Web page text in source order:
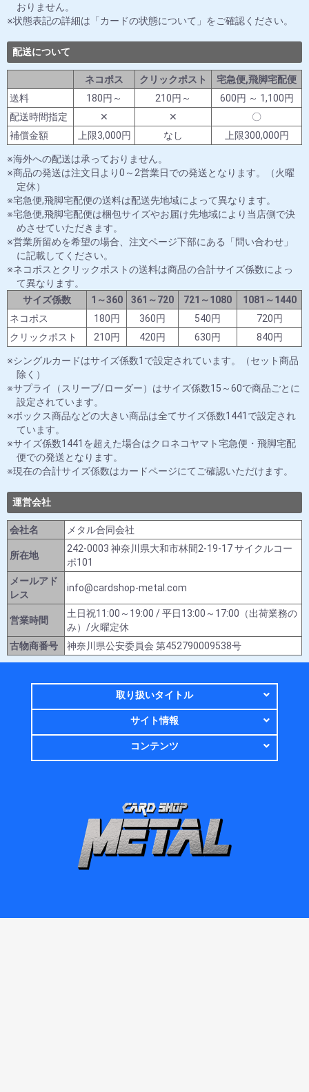
おりません。
状態表記の詳細は「カードの状態について」をご確認ください。
配送について
ネコポス クリックポスト
宅急便,飛脚宅配便
送料
180円～ 210円～
600円 ～ 1,100円
配送時間指定
✕ ✕
〇
補償金額
上限3,000円 なし 上限300,000円
海外への配送は承っておりません。
商品の発送は注文日より0～2営業日での発送となります。（火曜
定休）
宅急便,飛脚宅配便の送料は配送先地域によって異なります。
宅急便,飛脚宅配便は梱包サイズやお届け先地域により当店側で決
めさせていただきます。
営業所留めを希望の場合、注文ページ下部にある「問い合わせ」
に記載してください。
ネコポスとクリックポストの送料は商品の合計サイズ係数によっ
て異なります。
サイズ係数
1～360 361～720 721～1080
1081～1440
ネコポス
180円 360円 540円
720円
クリックポスト
210円 420円 630円 840円
シングルカードはサイズ係数1で設定されています。（セット商品
除く）
サプライ（スリーブ/ローダー）はサイズ係数15～60で商品ごとに
設定されています。
ボックス商品などの大きい商品は全てサイズ係数1441で設定され
ています。
サイズ係数1441を超えた場合はクロネコヤマト宅急便・飛脚宅配
便での発送となります。
現在の合計サイズ係数はカードページにてご確認いただけます。
運営会社
会社名 メタル合同会社
所在地
242-0003 神奈川県大和市林間2-19-17 サイクルコー
ポ101
メールアド
レス
info@cardshop-metal.com
営業時間
土日祝11:00～19:00 / 平日13:00～17:00（出荷業務の
み）/火曜定休
古物商番号
神奈川県公安委員会 第452790009538号
取り扱いタイトル
サイト情報
コンテンツ